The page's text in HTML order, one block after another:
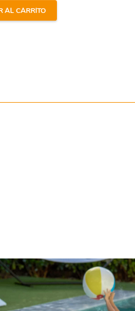
un lavado de filtro.
no daña las superficies
AL CARRITO